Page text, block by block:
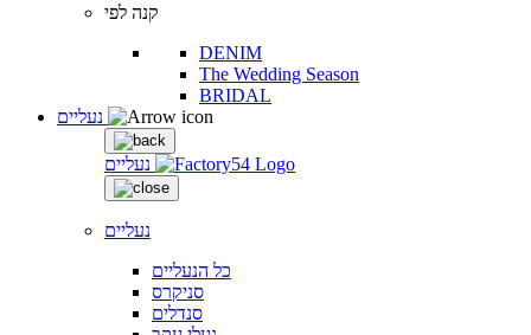
קנה לפי
DENIM
The Wedding Season
BRIDAL
נעליים
נעליים
כל הנעליים
סניקרס
סנדלים